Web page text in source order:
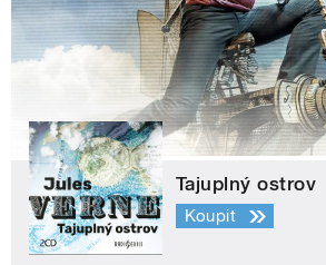
Tajuplný ostrov
Koupit